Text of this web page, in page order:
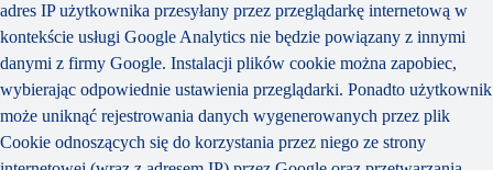
adres IP użytkownika przesyłany przez przeglądarkę internetową w
kontekście usługi Google Analytics nie będzie powiązany z innymi
danymi z firmy Google. Instalacji plików cookie można zapobiec,
wybierając odpowiednie ustawienia przeglądarki. Ponadto użytkownik
może uniknąć rejestrowania danych wygenerowanych przez plik
Cookie odnoszących się do korzystania przez niego ze strony